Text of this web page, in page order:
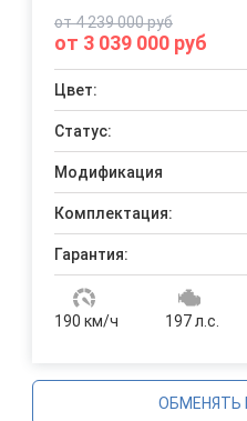
от 4 239 000 руб
от 3 039 000 руб
Цвет:
Статус:
Модификация
Комплектация:
Гарантия:
190 км/ч 197 л.с.
ОБМЕНЯТЬ